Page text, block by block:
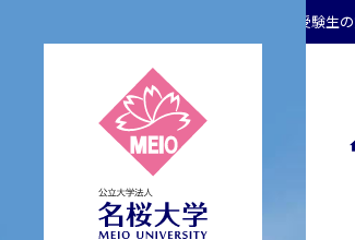
受験生
名桜大